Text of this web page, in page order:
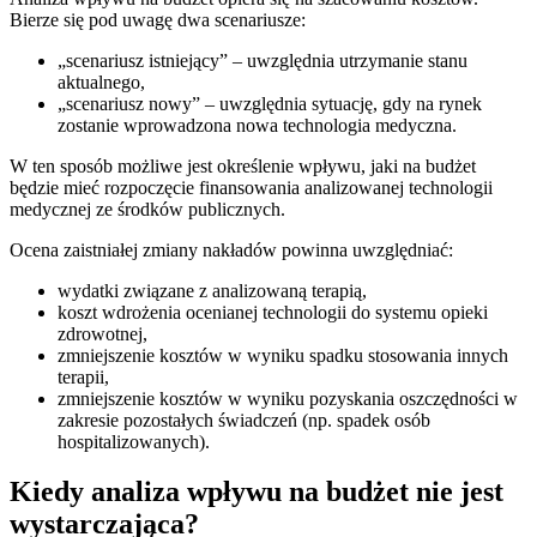
Bierze się pod uwagę dwa scenariusze:
„scenariusz istniejący” – uwzględnia utrzymanie stanu
aktualnego,
„scenariusz nowy” – uwzględnia sytuację, gdy na rynek
zostanie wprowadzona nowa technologia medyczna.
W ten sposób możliwe jest określenie wpływu, jaki na budżet
będzie mieć rozpoczęcie finansowania analizowanej technologii
medycznej ze środków publicznych.
Ocena zaistniałej zmiany nakładów powinna uwzględniać:
wydatki związane z analizowaną terapią,
koszt wdrożenia ocenianej technologii do systemu opieki
zdrowotnej,
zmniejszenie kosztów w wyniku spadku stosowania innych
terapii,
zmniejszenie kosztów w wyniku pozyskania oszczędności w
zakresie pozostałych świadczeń (np. spadek osób
hospitalizowanych).
Kiedy analiza wpływu na budżet nie jest
wystarczająca?